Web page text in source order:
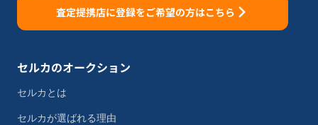
査定提携店に登録をご希望の方はこちら
セルカのオークション
セルカとは
セルカが選ばれる理由